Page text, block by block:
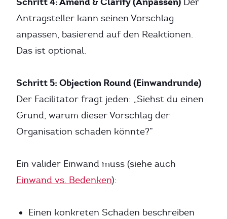
Antragsteller kann seinen Vorschlag
anpassen, basierend auf den Reaktionen.
Das ist optional.
Schritt 5: Objection Round (Einwandrunde)
Der Facilitator fragt jeden: „Siehst du einen
Grund, warum dieser Vorschlag der
Organisation schaden könnte?”
Ein valider Einwand muss (siehe auch
Einwand vs. Bedenken):
Einen konkreten Schaden beschreiben